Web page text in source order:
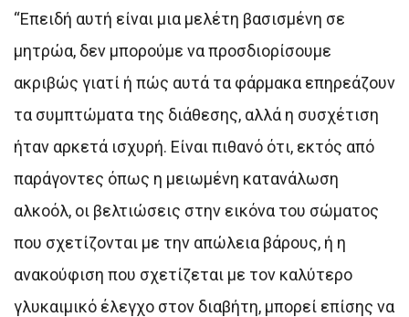
“Επειδή αυτή είναι μια μελέτη βασισμένη σε
μητρώα, δεν μπορούμε να προσδιορίσουμε
ακριβώς γιατί ή πώς αυτά τα φάρμακα επηρεάζουν
τα συμπτώματα της διάθεσης, αλλά η συσχέτιση
ήταν αρκετά ισχυρή. Είναι πιθανό ότι, εκτός από
παράγοντες όπως η μειωμένη κατανάλωση
αλκοόλ, οι βελτιώσεις στην εικόνα του σώματος
που σχετίζονται με την απώλεια βάρους, ή η
ανακούφιση που σχετίζεται με τον καλύτερο
γλυκαιμικό έλεγχο στον διαβήτη, μπορεί επίσης να